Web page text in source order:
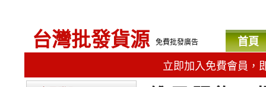
台灣批發貨源 免費批發廣告 首頁
立即加入免費會員，